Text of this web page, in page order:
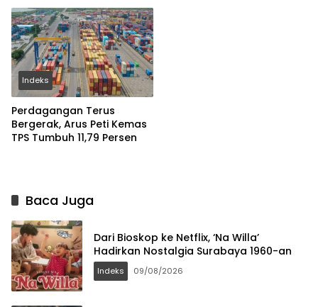
Indeks
Perdagangan Terus
Bergerak, Arus Peti Kemas
TPS Tumbuh 11,79 Persen
Baca Juga
Dari Bioskop ke Netflix, ‘Na Willa’
Hadirkan Nostalgia Surabaya 1960-an
Indeks 09/08/2026